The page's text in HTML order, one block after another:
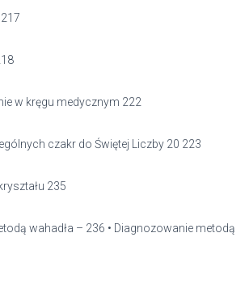
w kręgu medycznym 222
czakr do Świętej Liczby 20 223
235
wahadła – 236 • Diagnozowanie metodą